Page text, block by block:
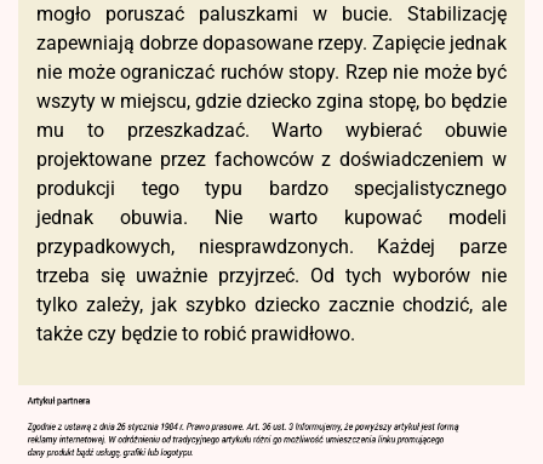
mogło poruszać paluszkami w bucie. Stabilizację
zapewniają dobrze dopasowane rzepy. Zapięcie jednak
nie może ograniczać ruchów stopy. Rzep nie może być
wszyty w miejscu, gdzie dziecko zgina stopę, bo będzie
mu to przeszkadzać. Warto wybierać obuwie
projektowane przez fachowców z doświadczeniem w
produkcji tego typu bardzo specjalistycznego
jednak obuwia. Nie warto kupować modeli
przypadkowych, niesprawdzonych. Każdej parze
trzeba się uważnie przyjrzeć. Od tych wyborów nie
tylko zależy, jak szybko dziecko zacznie chodzić, ale
także czy będzie to robić prawidłowo.